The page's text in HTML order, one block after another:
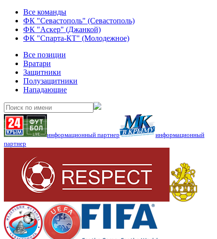
Все команды
ФК "Севастополь" (Севастополь)
ФК "Аскер" (Джанкой)
ФК "Спарта-КТ" (Молодежное)
Все позиции
Вратари
Защитники
Полузащитники
Нападающие
информационный партнер
информационный
партнер